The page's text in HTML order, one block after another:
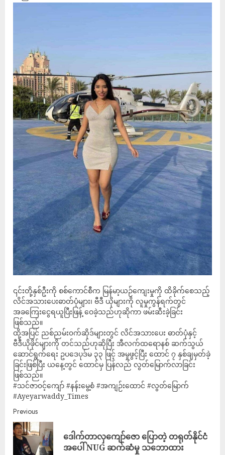
၎င်းတို့နှစ်ဦးကို စစ်ကောင်စီက မြန်မာ့ယဉ်ကျေးမှုကို ထိခိုက်စေသည့်
လိင်အသားပေးဓာတ်ပုံများ၊ ဗီဒီ ယိုများကို လူမှုကွန်ရက်တွင်
အခကြေးငွေရယူပြီးဖြန့် ဝေခဲ့သည်ဟုဆိုကာ ‌ဖမ်းဆီးခဲ့ခြင်း
ဖြစ်သည်။
ထို့အပြင် ညစ်ညမ်း၀က်ဆိုဒ်များတွင် လိင်အသားပေး ဓာတ်ပုံနှင့်
ဗီဒီယိုဖိုင်များကို တင်သည်ဟုဆိုပြီး အီလက်ထရောနစ် ဆက်သွယ်
ဆောင်ရွက်ရေး ဥပဒေပုဒ်မ ၃၃ ဖြင့် အမှုဖွင့်ပြီး ထောင် ၇ နှစ်ချမှတ်ခဲ့
ခြင်းဖြစ်ပြီး ယနေ့တွင် ထောင်မှ ပြန်လည် လွတ်မြောက်လာခြင်း
ဖြစ်သည်။
#သင်ဇာ၀င့်ကျော် #နန်းမွေ့စံ #အကျဉ်းထောင် #လွတ်မြောက်
#Ayeyarwaddy_Times
Previous
ဒေါက်တာလှကျော်ဇော ပြောတဲ့ တရုတ်နိုင်ငံ
အပေါ် NUG ဆက်ဆံမှု သဘောထား